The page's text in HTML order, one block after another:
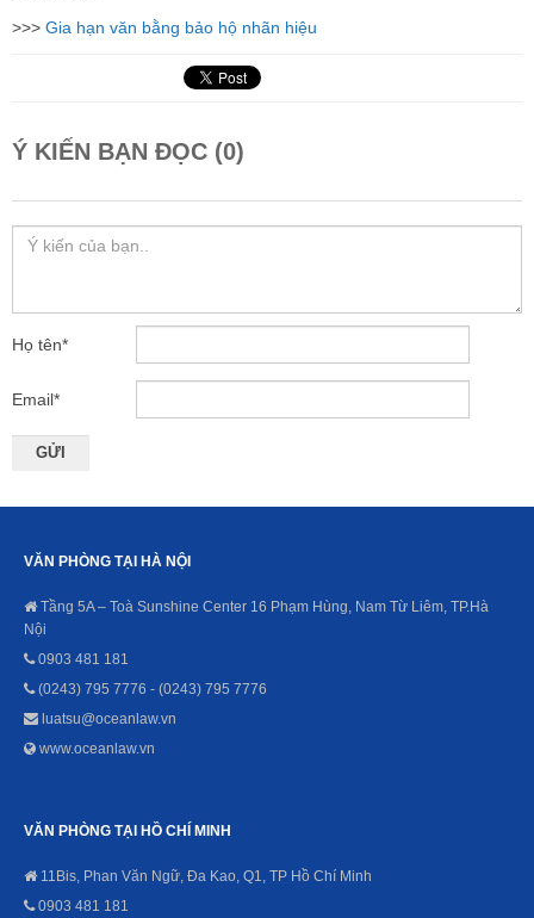
>>> Gia hạn văn bằng bảo hộ nhãn hiệu
Ý KIẾN BẠN ĐỌC (0)
Họ tên*
Email*
VĂN PHÒNG TẠI HÀ NỘI
Tầng 5A – Toà Sunshine Center 16 Phạm Hùng, Nam Từ Liêm, TP.Hà
Nội
0903 481 181
(0243) 795 7776 - (0243) 795 7776
luatsu@oceanlaw.vn
www.oceanlaw.vn
VĂN PHÒNG TẠI HỒ CHÍ MINH
11Bis, Phan Văn Ngữ, Đa Kao, Q1, TP Hồ Chí Minh
0903 481 181